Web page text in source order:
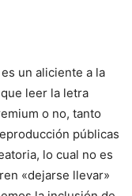
un aliciente a la
leer la letra
o no, tanto
públicas
lo cual no es
«dejarse llevar»